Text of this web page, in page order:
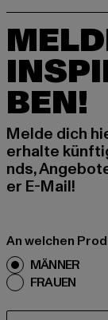
BEN!
Melde dich
erhalte
nds,
er E-Mail!
An welchen
MÄNNER
FRAUEN